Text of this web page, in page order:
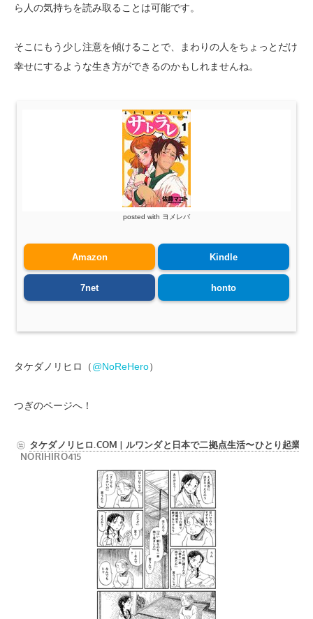
ら人の気持ちを読み取ることは可能です。
そこにもう少し注意を傾けることで、まわりの人をちょっとだけ
幸せにするような生き方ができるのかもしれませんね。
posted with ヨメレバ
Amazon Kindle
7net honto
タケダノリヒロ（@NoReHero）
つぎのページへ！